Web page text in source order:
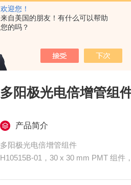
欢迎您！
来自美国的朋友！有什么可以帮助
您的吗？
当前位置：
多阳极光电倍增管组
产品简介
多阳极光电倍增管组件
H10515B-01，30 x 30 mm PMT 组件